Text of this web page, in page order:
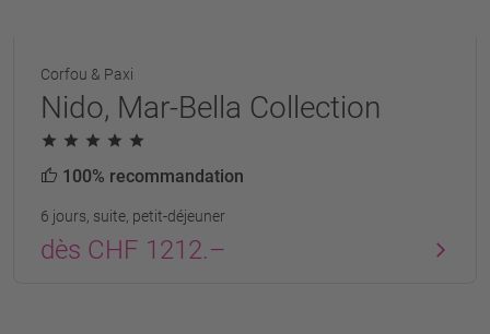
Corfou & Paxi
Nido, Mar-Bella Collection
100% recommandation
6 jours, suite, petit-déjeuner
dès CHF 1212.–